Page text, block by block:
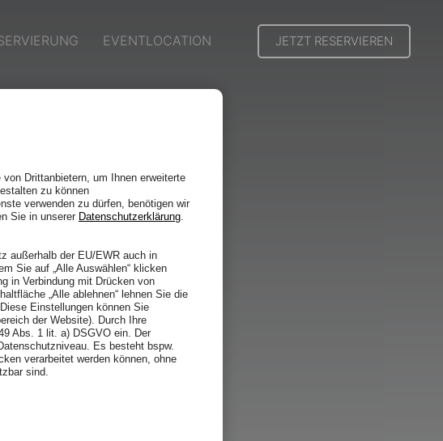
EVENTLOCATION JETZT RESERVIEREN
Drittanbietern, um Ihnen erweiterte
zu können
verwenden zu dürfen, benötigen wir
Sie in unserer Datenschutzerklärung.
außerhalb der EU/EWR auch in
Sie auf „Alle Auswählen“ klicken
in Verbindung mit Drücken von
„Alle ablehnen“ lehnen Sie die
Einstellungen können Sie
der Website). Durch Ihre
Abs. 1 lit. a) DSGVO ein. Der
Es besteht bspw.
verarbeitet werden können, ohne
sind.